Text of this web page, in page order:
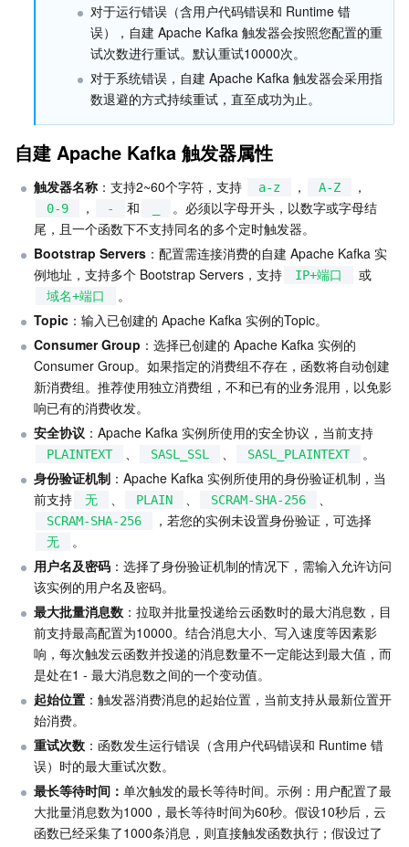
游戏数据库 TcaplusDB
云数据库 Tendis
时序数据库 CTSDB
数据库专家服务
数据库智能管家 DBbrain
数据库管理中心
私有网络
负载均衡
网关负载均衡
专线接入
云联网
NAT 网关
网络流日志
Anycast 公网加速
共享带宽包
VPN 连接
私有连接
弹性公网 IP
全球应用加速
数据安全
数据安全治理中心
密钥管理系统
凭据管理系统
堡垒机
文本内容安全
图片内容安全
视频内容安全
风险识别 RCE
游戏安全
渗透测试服务
安全服务平台
云安全
云防火墙
主机安全
云安全中心
漏洞扫描服务
防火墙管理
应用安全
安全凭证服务
域名注册
私有域解析 Private DNS
移动解析 HTTPDNS
DNSPod
云解析 DNS
企业应用
腾讯电子签
腾讯会议
腾讯乐享
腾讯云企业网盘
大数据
弹性 MapReduce
Elasticsearch Service
流计算 Oceanus
数据湖计算
腾讯云数据仓库 TCHouse-C
腾讯云数据仓库 TCHouse-D
腾讯云数据仓库 TCHouse-P
数据开发治理平台 WeData
腾讯云 BI
AI 基础产品
人脸识别
语音合成
语音识别
机器翻译
文字识别
人脸融合
AI 应用产品
腾讯云智能数智人
人脸核身
AI 平台产品
腾讯云大模型训推平台TI-ONE
智能音乐平台
腾讯大模型
腾讯云智能体开发平台
知识引擎原子能力
大模型图像创作引擎
大模型视频创作引擎
腾讯混元生3D
物联网
物联网通信
消息队列
消息队列 CKafka 版
消息队列 RocketMQ 版
消息队列 RabbitMQ 版
通信服务
短信
移动推送
实时互动
即时通信 IM
视频服务
对于运行错误（含用户代码错误和 Runtime 错
误），自建 Apache Kafka 触发器会按照您配置的重
试次数进行重试。默认重试10000次。
对于系统错误，自建 Apache Kafka 触发器会采用指
数退避的方式持续重试，直至成功为止。
自建 Apache Kafka 触发器属性
触发器名称 ：支持2~60个字符，支持 a-z ， A-Z ，
0-9 ， - 和
。必须以字母开头，以数字或字母结
尾，且一个函数下不支持同名的多个定时触发器。
Bootstrap Servers ：配置需连接消费的自建 Apache Kafka 实
例地址，支持多个 Bootstrap Servers，支持
IP+端口 或
域名+端口
。
Topic ：输入已创建的 Apache Kafka 实例的Topic。
Consumer Group ：选择已创建的 Apache Kafka 实例的
Consumer Group。如果指定的消费组不存在，函数将自动创建
新消费组。推荐使用独立消费组，不和已有的业务混用，以免影
响已有的消费收发。
安全协议 ：Apache Kafka 实例所使用的安全协议，当前支持
PLAINTEXT 、 SASL_SSL 、 SASL_PLAINTEXT
。
身份验证机制 ：Apache Kafka 实例所使用的身份验证机制，当
前支持
无 、 PLAIN 、 SCRAM-SHA-256 、
SCRAM-SHA-256 ，若您的实例未设置身份验证，可选择
无
。
用户名及密码 ：选择了身份验证机制的情况下，需输入允许访问
该实例的用户名及密码。
最大批量消息数 ：拉取并批量投递给云函数时的最大消息数，目
前支持最高配置为10000。结合消息大小、写入速度等因素影
响，每次触发云函数并投递的消息数量不一定能达到最大值，而
是处在1 - 最大消息数之间的一个变动值。
起始位置 ：触发器消费消息的起始位置，当前支持从最新位置开
始消费。
重试次数 ：函数发生运行错误（含用户代码错误和 Runtime 错
误）时的最大重试次数。
最长等待时间： 单次触发的最长等待时间。示例：用户配置了最
大批量消息数为1000，最长等待时间为60秒。假设10秒后，云
函数已经采集了1000条消息，则直接触发函数执行；假设过了